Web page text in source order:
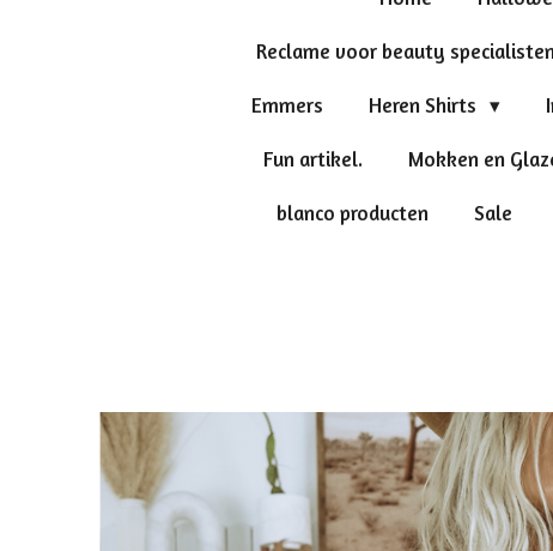
Reclame voor beauty specialisten
Emmers Heren Shirts
Fun artikel. Mokken en
blanco producten Sale